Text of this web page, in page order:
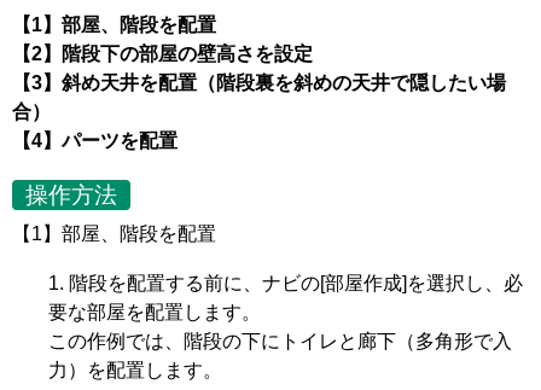
【1】部屋、階段を配置
【2】階段下の部屋の壁高さを設定
【3】斜め天井を配置（階段裏を斜めの天井で隠したい場
合）
【4】パーツを配置
操作方法
【1】部屋、階段を配置
階段を配置する前に、ナビの[部屋作成]を選択し、必
要な部屋を配置します。
この作例では、階段の下にトイレと廊下（多角形で入
力）を配置します。